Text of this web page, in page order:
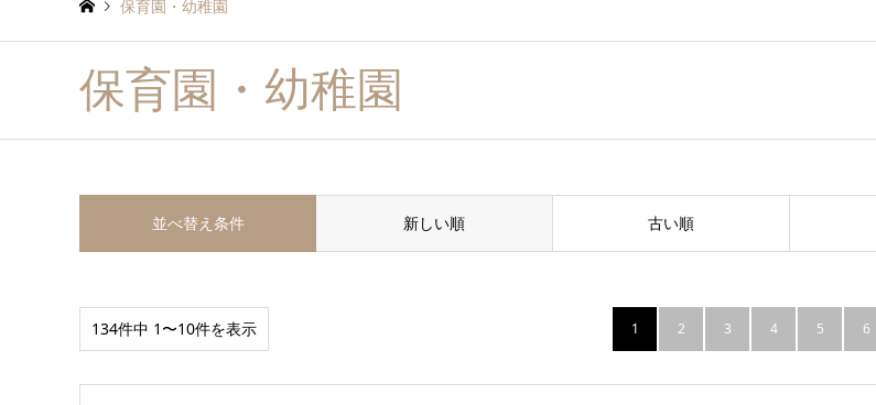
保育園・幼稚園
保育園・幼稚園
並べ替え条件 新しい順 古い順
134件中 1〜10件を表示 1 2 3 4 5 6